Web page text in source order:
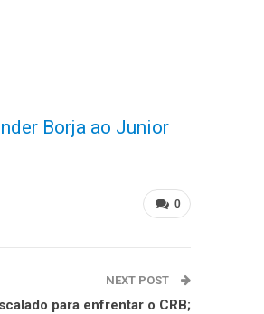
Borja ao Junior
0
NEXT POST
para enfrentar o CRB;